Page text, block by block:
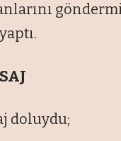
doluydu;